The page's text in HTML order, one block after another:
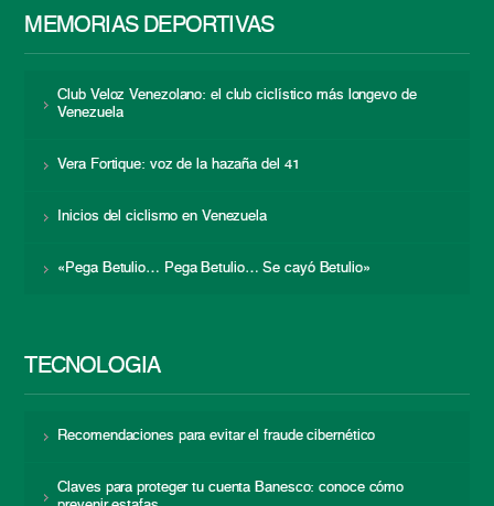
MEMORIAS DEPORTIVAS
Club Veloz Venezolano: el club ciclístico más longevo de
Venezuela
Vera Fortique: voz de la hazaña del 41
Inicios del ciclismo en Venezuela
«Pega Betulio… Pega Betulio… Se cayó Betulio»
TECNOLOGÍA
Recomendaciones para evitar el fraude cibernético
Claves para proteger tu cuenta Banesco: conoce cómo